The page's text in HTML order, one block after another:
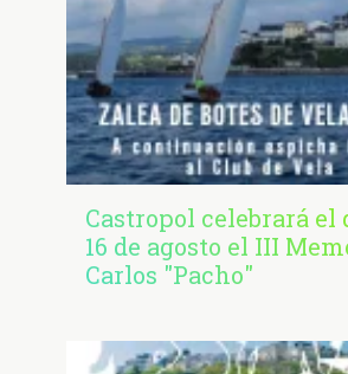
Castropol celebrará el
16 de agosto el III
Carlos "Pacho"